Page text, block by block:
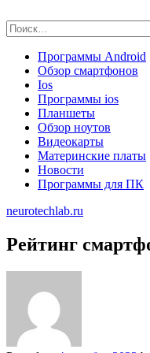
to
content
Найти:
Программы Android
Обзор смартфонов
Ios
Программы ios
Планшеты
Обзор ноутов
Видеокарты
Материнские платы
Новости
Программы для ПК
neurotechlab.ru
Рейтинг